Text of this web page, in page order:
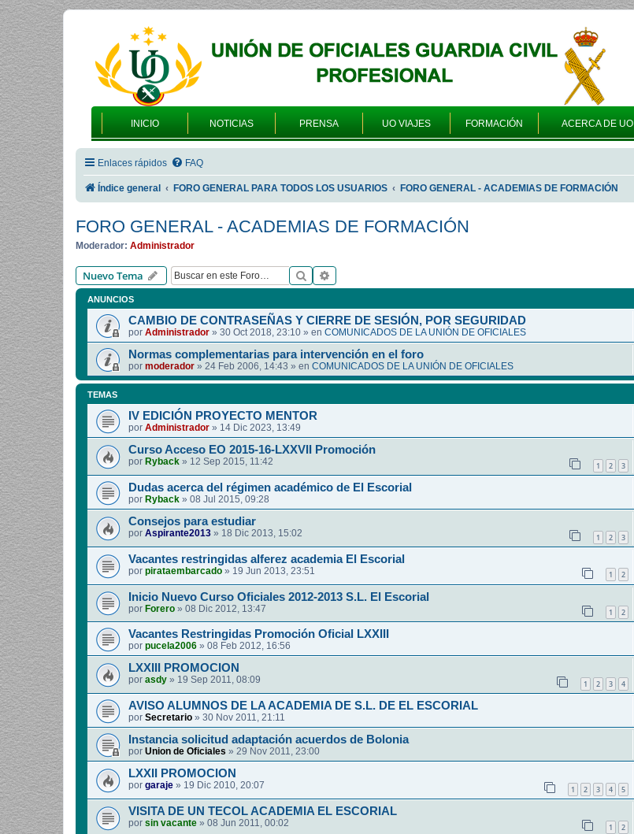
INICIO NOTICIAS PRENSA UO VIAJES FORMACIÓN ACERCA DE UO
Enlaces rápidos FAQ
Índice general FORO GENERAL PARA TODOS LOS USUARIOS FORO GENERAL - ACADEMIAS DE FORMACIÓN
FORO GENERAL - ACADEMIAS DE FORMACIÓN
Moderador: Administrador
Nuevo Tema Buscar
ANUNCIOS
CAMBIO DE CONTRASEÑAS Y CIERRE DE SESIÓN, POR SEGURIDAD
por Administrador » 30 Oct 2018, 23:10 » en COMUNICADOS DE LA UNIÓN DE OFICIALES
Normas complementarias para intervención en el foro
por moderador » 24 Feb 2006, 14:43 » en COMUNICADOS DE LA UNIÓN DE OFICIALES
TEMAS
IV EDICIÓN PROYECTO MENTOR
por Administrador » 14 Dic 2023, 13:49
Curso Acceso EO 2015-16-LXXVII Promoción
por Ryback » 12 Sep 2015, 11:42 1 2 3
Dudas acerca del régimen académico de El Escorial
por Ryback » 08 Jul 2015, 09:28
Consejos para estudiar
por Aspirante2013 » 18 Dic 2013, 15:02 1 2 3
Vacantes restringidas alferez academia El Escorial
por pirataembarcado » 19 Jun 2013, 23:51 1 2
Inicio Nuevo Curso Oficiales 2012-2013 S.L. El Escorial
por Forero » 08 Dic 2012, 13:47 1 2
Vacantes Restringidas Promoción Oficial LXXIII
por pucela2006 » 08 Feb 2012, 16:56
LXXIII PROMOCION
por asdy » 19 Sep 2011, 08:09 1 2 3 4
AVISO ALUMNOS DE LA ACADEMIA DE S.L. DE EL ESCORIAL
por Secretario » 30 Nov 2011, 21:11
Instancia solicitud adaptación acuerdos de Bolonia
por Union de Oficiales » 29 Nov 2011, 23:00
LXXII PROMOCION
por garaje » 19 Dic 2010, 20:07 1 2 3 4 5
VISITA DE UN TECOL ACADEMIA EL ESCORIAL
por sin vacante » 08 Jun 2011, 00:02 1 2